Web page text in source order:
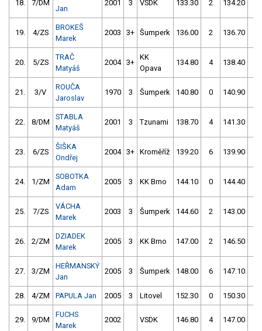
18. 7/DM
Jan
2001 3 VSDK 133.30 2 134.20
19. 4/ZS
BROKEŠ
Marek
2003 3+ Šumperk 136.00 2 136.70
20. 5/ZS
TRAČ
Matyáš
2004 3+
KK
Opava
134.80 4 138.40
21. 3/V
ROUČA
Jaroslav
1970 3 Šumperk 140.80 0 140.90
22. 8/DM
STABLA
Matyáš
2001 3 Tzunami 138.70 4 141.30
23. 6/ZS
ŠIŠKA
Ondřej
2004 3+ Kroměříž 139.20 6 139.90
24. 1/ZM
SOBOTKA
Adam
2005 3 KK Brno 144.10 0 144.40
25. 7/ZS
VÁCHA
Marek
2003 3 Šumperk 144.60 2 143.00
26. 2/ZM
DZIADEK
Marek
2005 3 KK Brno 147.00 2 146.50
27. 3/ZM
HEŘMANSKÝ
Jan
2005 3 Šumperk 148.00 6 147.10
28. 4/ZM PAPULA Jan 2005 3 Litovel 152.30 0 150.30
29. 9/DM
FUCHS
Marek
2002 VSDK 146.80 4 147.00